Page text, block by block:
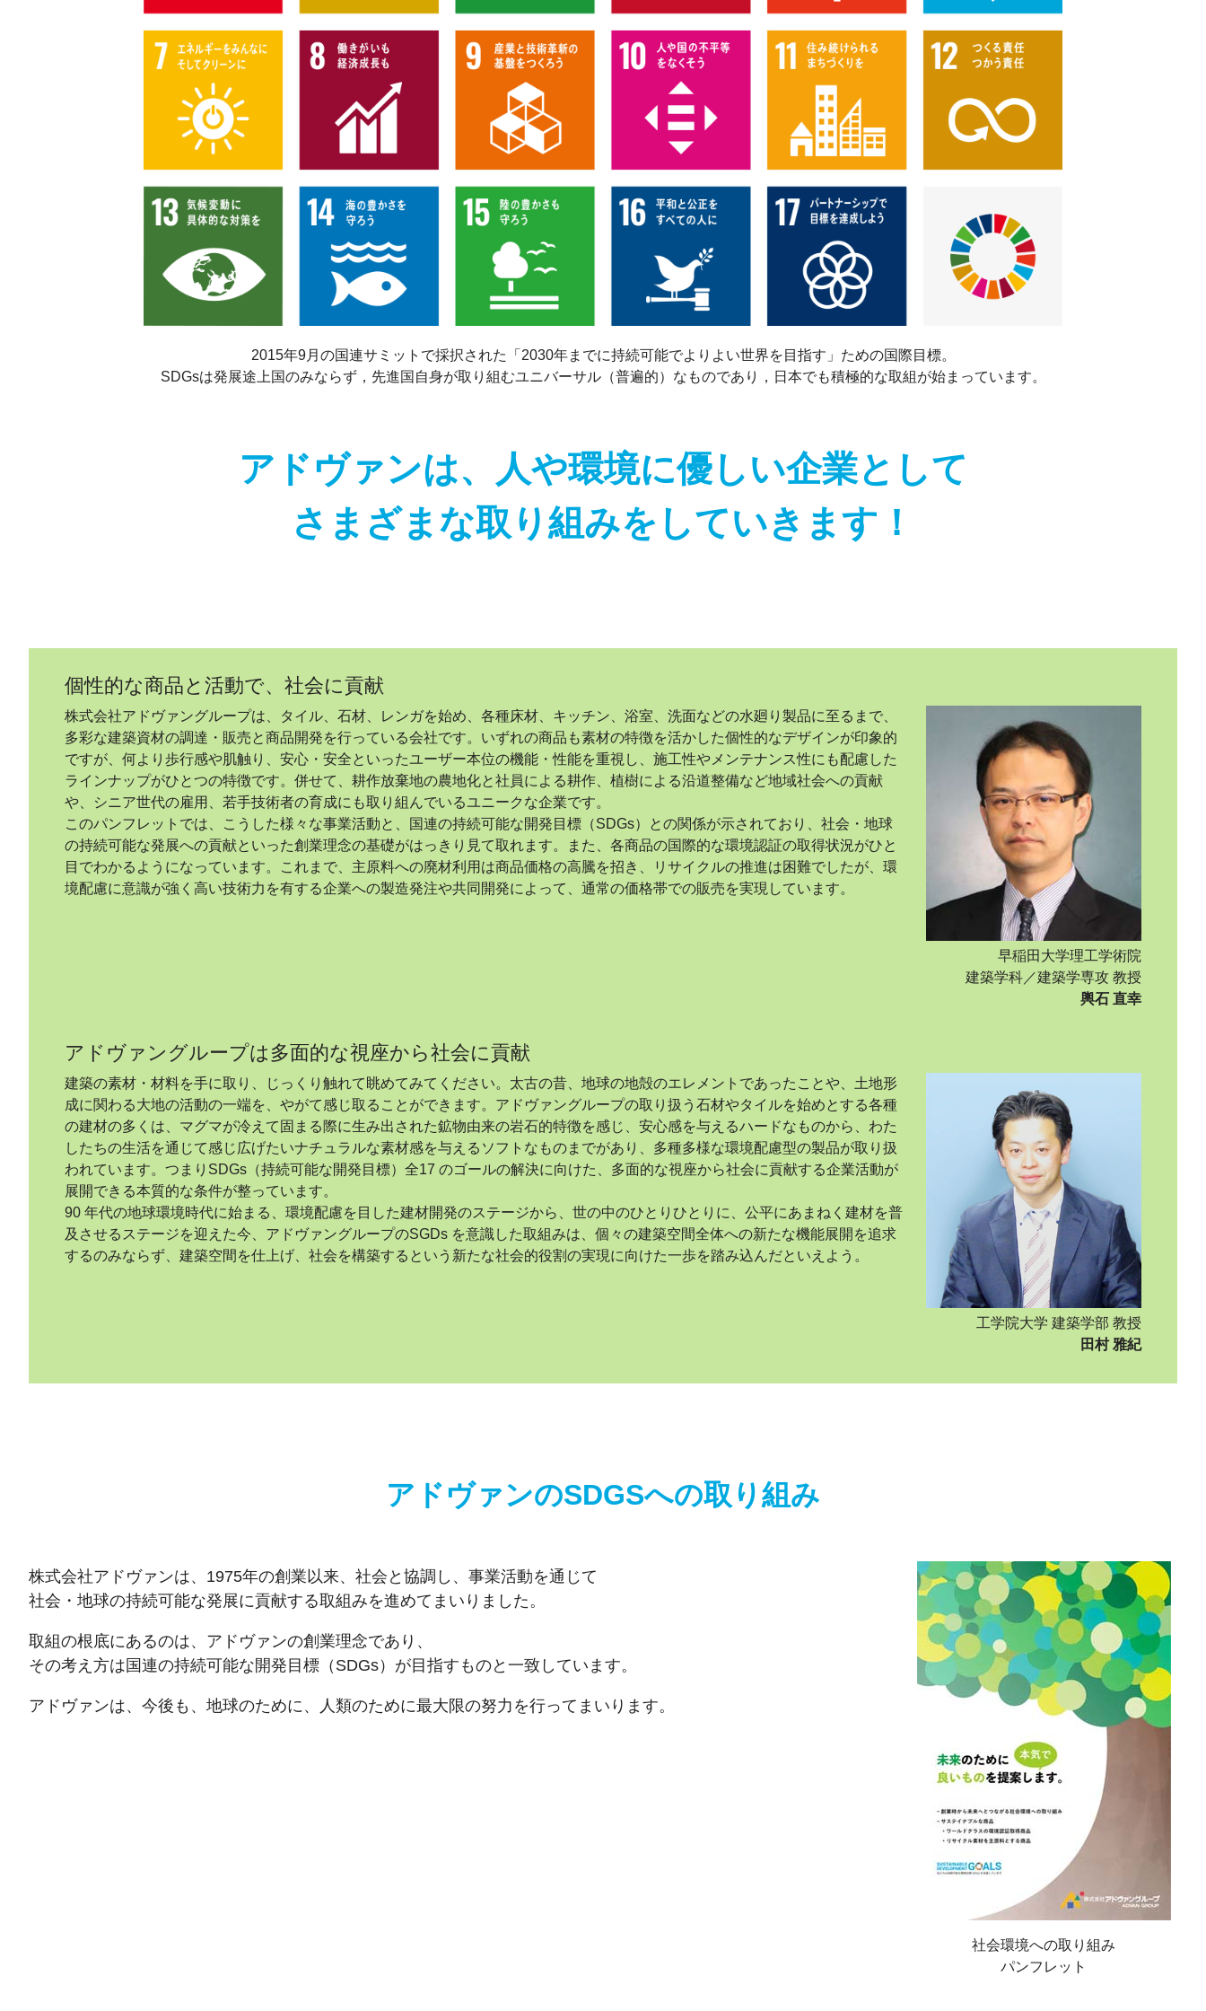
2015年9月の国連サミットで採択された「2030年までに持続可能でよりよい世界を目指す」ための国際目標。
SDGsは発展途上国のみならず，先進国自身が取り組むユニバーサル（普遍的）なものであり，日本でも積極的な取組が始まっています。
アドヴァンは、人や環境に優しい企業として
さまざまな取り組みをしていきます！
個性的な商品と活動で、社会に貢献
株式会社アドヴァングループは、タイル、石材、レンガを始め、各種床材、キッチン、浴室、洗面などの水廻り製品に至るまで、
多彩な建築資材の調達・販売と商品開発を行っている会社です。いずれの商品も素材の特徴を活かした個性的なデザインが印象的
ですが、何より歩行感や肌触り、安心・安全といったユーザー本位の機能・性能を重視し、施工性やメンテナンス性にも配慮した
ラインナップがひとつの特徴です。併せて、耕作放棄地の農地化と社員による耕作、植樹による沿道整備など地域社会への貢献
や、シニア世代の雇用、若手技術者の育成にも取り組んでいるユニークな企業です。
このパンフレットでは、こうした様々な事業活動と、国連の持続可能な開発目標（SDGs）との関係が示されており、社会・地球
の持続可能な発展への貢献といった創業理念の基礎がはっきり見て取れます。また、各商品の国際的な環境認証の取得状況がひと
目でわかるようになっています。これまで、主原料への廃材利用は商品価格の高騰を招き、リサイクルの推進は困難でしたが、環
境配慮に意識が強く高い技術力を有する企業への製造発注や共同開発によって、通常の価格帯での販売を実現しています。
早稲田大学理工学術院
建築学科／建築学専攻 教授
輿石 直幸
アドヴァングループは多面的な視座から社会に貢献
建築の素材・材料を手に取り、じっくり触れて眺めてみてください。太古の昔、地球の地殻のエレメントであったことや、土地形
成に関わる大地の活動の一端を、やがて感じ取ることができます。アドヴァングループの取り扱う石材やタイルを始めとする各種
の建材の多くは、マグマが冷えて固まる際に生み出された鉱物由来の岩石的特徴を感じ、安心感を与えるハードなものから、わた
したちの生活を通じて感じ広げたいナチュラルな素材感を与えるソフトなものまでがあり、多種多様な環境配慮型の製品が取り扱
われています。つまりSDGs（持続可能な開発目標）全17 のゴールの解決に向けた、多面的な視座から社会に貢献する企業活動が
展開できる本質的な条件が整っています。
90 年代の地球環境時代に始まる、環境配慮を目した建材開発のステージから、世の中のひとりひとりに、公平にあまねく建材を普
及させるステージを迎えた今、アドヴァングループのSGDs を意識した取組みは、個々の建築空間全体への新たな機能展開を追求
するのみならず、建築空間を仕上げ、社会を構築するという新たな社会的役割の実現に向けた一歩を踏み込んだといえよう。
工学院大学 建築学部 教授
田村 雅紀
アドヴァンのSDGSへの取り組み
株式会社アドヴァンは、1975年の創業以来、社会と協調し、事業活動を通じて
社会・地球の持続可能な発展に貢献する取組みを進めてまいりました。
取組の根底にあるのは、アドヴァンの創業理念であり、
その考え方は国連の持続可能な開発目標（SDGs）が目指すものと一致しています。
アドヴァンは、今後も、地球のために、人類のために最大限の努力を行ってまいります。
社会環境への取り組み
パンフレット